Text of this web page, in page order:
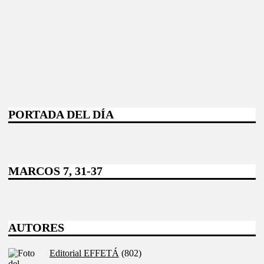
PORTADA DEL DÍA
MARCOS 7, 31-37
AUTORES
Editorial EFFETÁ (802)